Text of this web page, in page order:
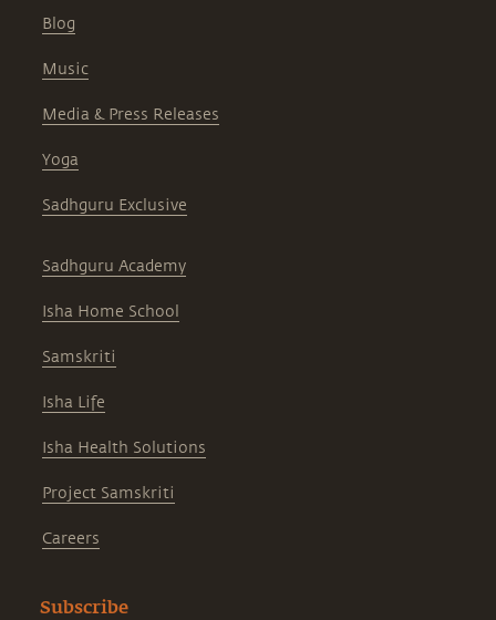
Blog
Music
Media & Press Releases
Yoga
Sadhguru Exclusive
Sadhguru Academy
Isha Home School
Samskriti
Isha Life
Isha Health Solutions
Project Samskriti
Careers
Subscribe